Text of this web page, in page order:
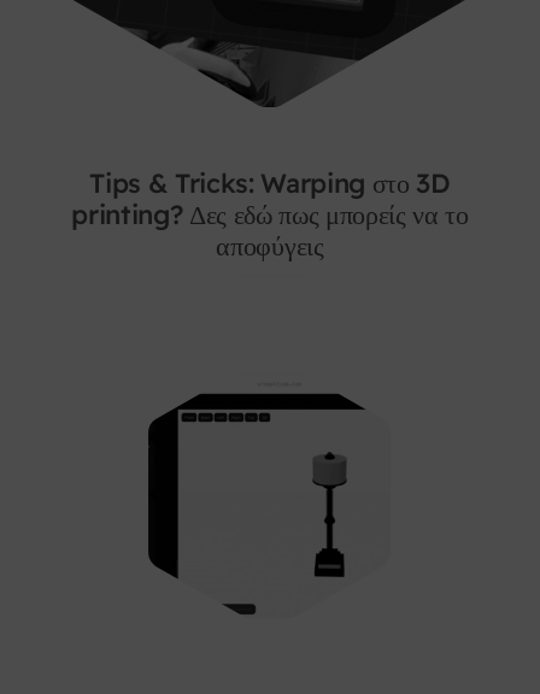
Tips & Tricks: Warping στο 3D
printing? Δες εδώ πως μπορείς να το
αποφύγεις